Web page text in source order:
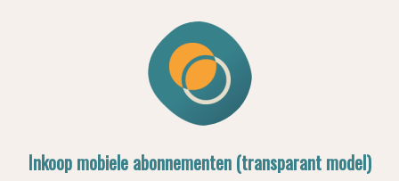
Inkoop mobiele abonnementen (transparant model)